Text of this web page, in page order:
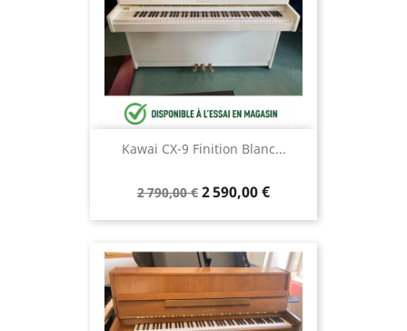
Kawai CX-9 Finition Blanc...
2 790,00 € 2 590,00 €